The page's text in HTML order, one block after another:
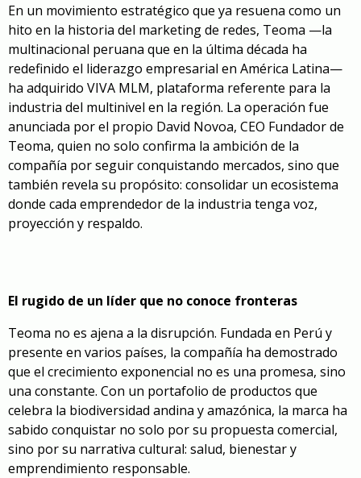
En un movimiento estratégico que ya resuena como un
hito en la historia del marketing de redes, Teoma —la
multinacional peruana que en la última década ha
redefinido el liderazgo empresarial en América Latina—
ha adquirido VIVA MLM, plataforma referente para la
industria del multinivel en la región. La operación fue
anunciada por el propio David Novoa, CEO Fundador de
Teoma, quien no solo confirma la ambición de la
compañía por seguir conquistando mercados, sino que
también revela su propósito: consolidar un ecosistema
donde cada emprendedor de la industria tenga voz,
proyección y respaldo.
El rugido de un líder que no conoce fronteras
Teoma no es ajena a la disrupción. Fundada en Perú y
presente en varios países, la compañía ha demostrado
que el crecimiento exponencial no es una promesa, sino
una constante. Con un portafolio de productos que
celebra la biodiversidad andina y amazónica, la marca ha
sabido conquistar no solo por su propuesta comercial,
sino por su narrativa cultural: salud, bienestar y
emprendimiento responsable.